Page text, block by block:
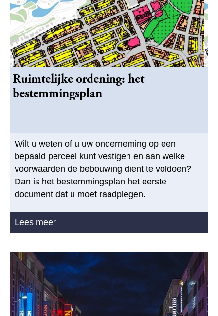
Ruimtelijke ordening: het
bestemmingsplan
Wilt u weten of u uw onderneming op een
bepaald perceel kunt vestigen en aan welke
voorwaarden de bebouwing dient te voldoen?
Dan is het bestemmingsplan het eerste
document dat u moet raadplegen.
Lees meer